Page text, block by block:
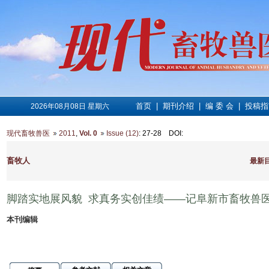
2026年08月08日 星期六 首页 期刊介绍 编 委 会 投稿
现代畜牧兽医 2011, Vol. 0 Issue (12): 27-28 DOI :
畜牧人 最新
脚踏实地展风貌 求真务实创佳绩——记阜新市畜牧兽
本刊编辑